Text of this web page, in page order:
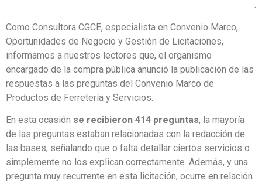
.
Como Consultora CGCE, especialista en Convenio Marco,
Oportunidades de Negocio y Gestión de Licitaciones,
informamos a nuestros lectores que, el organismo
encargado de la compra pública anunció la publicación de las
respuestas a las preguntas del Convenio Marco de
Productos de Ferretería y Servicios.
En esta ocasión se recibieron 414 preguntas, la mayoría
de las preguntas estaban relacionadas con la redacción de
las bases, señalando que o falta detallar ciertos servicios o
simplemente no los explican correctamente. Además, y una
pregunta muy recurrente en esta licitación, ocurre en relación